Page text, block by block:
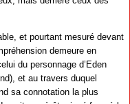
et pourtant mesuré devant
demeure en
du personnage d’Eden
et au travers duquel
sa connotation la plus